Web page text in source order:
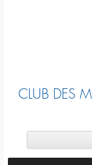
CLUB DES